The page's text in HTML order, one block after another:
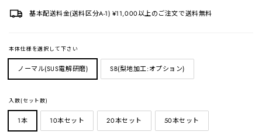
基本配送料金(送料区分A-1) ¥11,000以上のご注文で送料無料
本体仕様を選択して下さい
ノーマル(SUS電解研磨) SB(梨地加工:オプション)
入数(セット数)
1本 10本セット 20本セット 50本セット